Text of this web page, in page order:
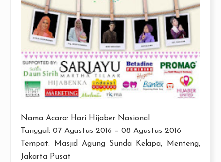
Nama Acara: Hari Hijaber Nasional
Tanggal: 07 Agustus 2016 – 08 Agustus 2016
Tempat: Masjid Agung Sunda Kelapa, Menteng,
Jakarta Pusat